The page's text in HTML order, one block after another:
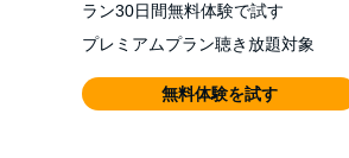
ラン30日間無料体験で試す
プレミアムプラン聴き放題対象
無料体験を試す